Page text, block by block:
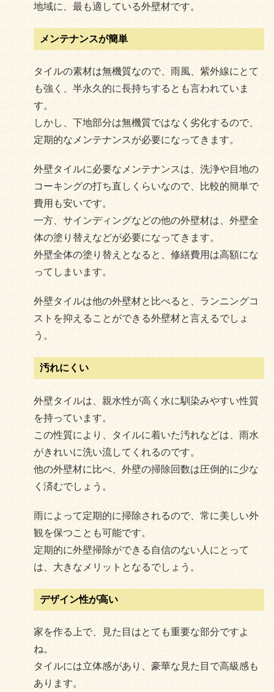
地域に、最も適している外壁材です。
メンテナンスが簡単
タイルの素材は無機質なので、雨風、紫外線にとて
も強く、半永久的に長持ちするとも言われていま
す。
しかし、下地部分は無機質ではなく劣化するので、
定期的なメンテナンスが必要になってきます。
外壁タイルに必要なメンテナンスは、洗浄や目地の
コーキングの打ち直しくらいなので、比較的簡単で
費用も安いです。
一方、サインディングなどの他の外壁材は、外壁全
体の塗り替えなどが必要になってきます。
外壁全体の塗り替えとなると、修繕費用は高額にな
ってしまいます。
外壁タイルは他の外壁材と比べると、ランニングコ
ストを抑えることができる外壁材と言えるでしょ
う。
汚れにくい
外壁タイルは、親水性が高く水に馴染みやすい性質
を持っています。
この性質により、タイルに着いた汚れなどは、雨水
がきれいに洗い流してくれるのです。
他の外壁材に比べ、外壁の掃除回数は圧倒的に少な
く済むでしょう。
雨によって定期的に掃除されるので、常に美しい外
観を保つことも可能です。
定期的に外壁掃除ができる自信のない人にとって
は、大きなメリットとなるでしょう。
デザイン性が高い
家を作る上で、見た目はとても重要な部分ですよ
ね。
タイルには立体感があり、豪華な見た目で高級感も
あります。